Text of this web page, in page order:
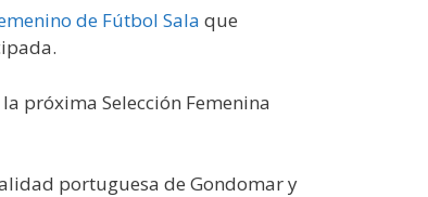
de Fútbol Sala que
próxima Selección Femenina
portuguesa de Gondomar y